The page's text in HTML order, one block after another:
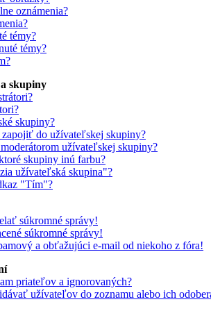
oznámenia?
témy?
témy?
skupiny
skupiny?
zapojiť do užívateľskej skupiny?
užívateľskej skupiny?
skupiny inú farbu?
užívateľská skupina"?
"Tím"?
súkromné správy!
súkromné správy!
a obťažujúci e-mail od niekoho z fóra!
priateľov a ignorovaných?
užívateľov do zoznamu alebo ich